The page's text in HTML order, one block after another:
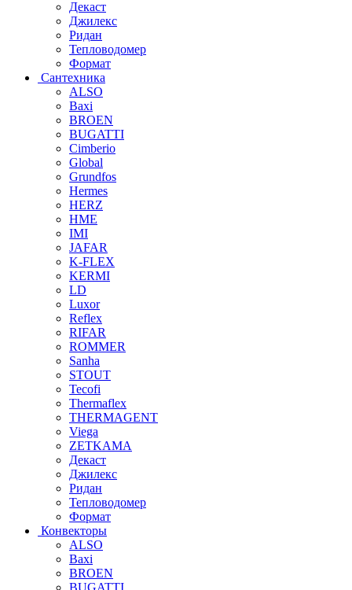
Декаст
Джилекс
Ридан
Тепловодомер
Формат
Сантехника
ALSO
Baxi
BROEN
BUGATTI
Cimberio
Global
Grundfos
Hermes
HERZ
HME
IMI
JAFAR
K-FLEX
KERMI
LD
Luxor
Reflex
RIFAR
ROMMER
Sanha
STOUT
Tecofi
Thermaflex
THERMAGENT
Viega
ZETKAMA
Декаст
Джилекс
Ридан
Тепловодомер
Формат
Конвекторы
ALSO
Baxi
BROEN
BUGATTI